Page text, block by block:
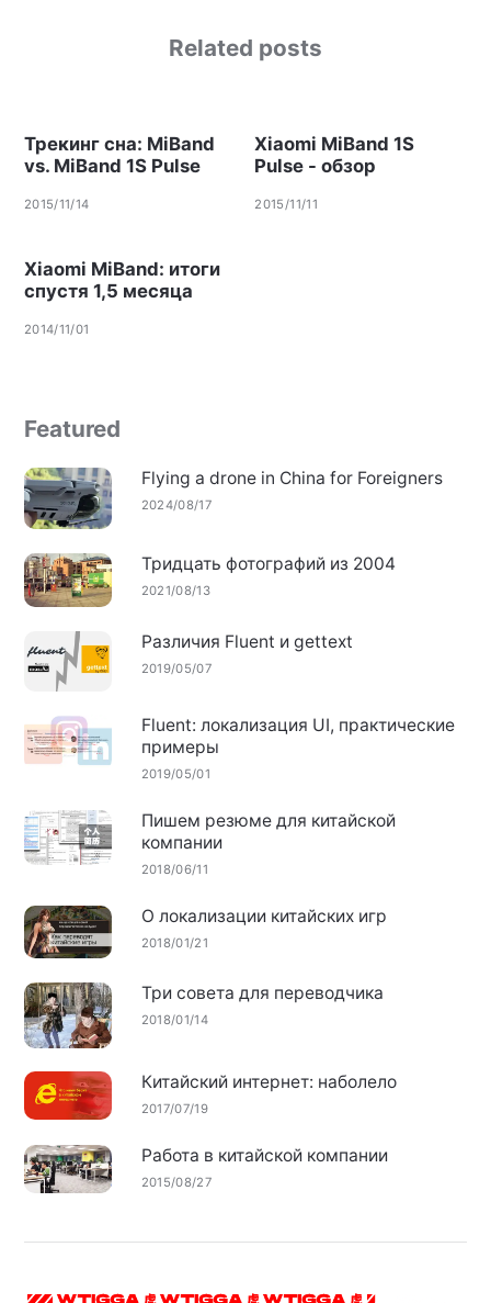
Related posts
Трекинг сна: MiBand
vs. MiBand 1S Pulse
2015/11/14
Xiaomi MiBand 1S
Pulse - обзор
2015/11/11
Xiaomi MiBand: итоги
спустя 1,5 месяца
2014/11/01
Featured
Flying a drone in China for Foreigners
2024/08/17
Тридцать фотографий из 2004
2021/08/13
Различия Fluent и gettext
2019/05/07
Fluent: локализация UI, практические
примеры
2019/05/01
Пишем резюме для китайской
компании
2018/06/11
О локализации китайских игр
2018/01/21
Три совета для переводчика
2018/01/14
Китайский интернет: наболело
2017/07/19
Работа в китайской компании
2015/08/27